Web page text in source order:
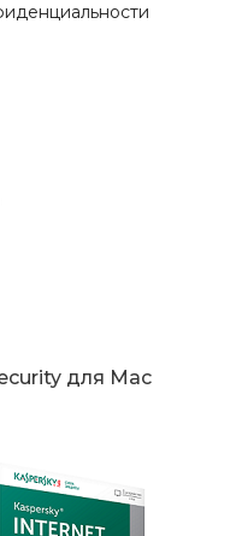
для Mac